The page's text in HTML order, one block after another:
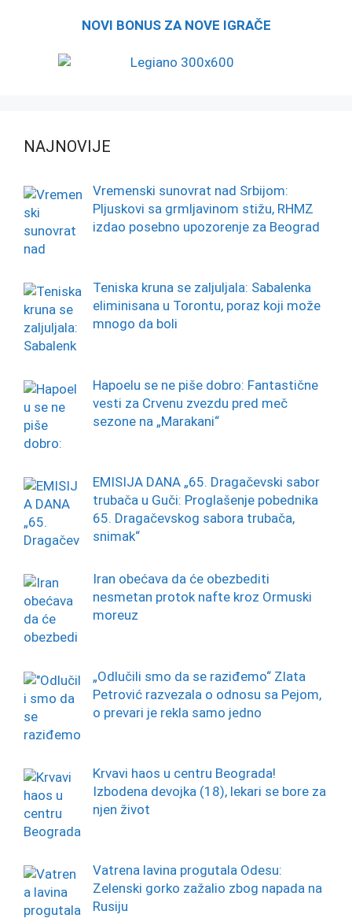
NOVI BONUS ZA NOVE IGRAČE
NAJNOVIJE
Vremenski sunovrat nad Srbijom:
Pljuskovi sa grmljavinom stižu, RHMZ
izdao posebno upozorenje za Beograd
Teniska kruna se zaljuljala: Sabalenka
eliminisana u Torontu, poraz koji može
mnogo da boli
Hapoelu se ne piše dobro: Fantastične
vesti za Crvenu zvezdu pred meč
sezone na „Marakani“
EMISIJA DANA „65. Dragačevski sabor
trubača u Guči: Proglašenje pobednika
65. Dragačevskog sabora trubača,
snimak“
Iran obećava da će obezbediti
nesmetan protok nafte kroz Ormuski
moreuz
„Odlučili smo da se raziđemo“ Zlata
Petrović razvezala o odnosu sa Pejom,
o prevari je rekla samo jedno
Krvavi haos u centru Beograda!
Izbodena devojka (18), lekari se bore za
njen život
Vatrena lavina progutala Odesu:
Zelenski gorko zažalio zbog napada na
Rusiju